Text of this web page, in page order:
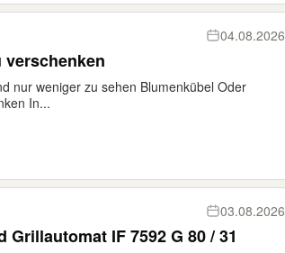
04.08.2026
verschenken
nur weniger zu sehen Blumenkübel Oder
In...
03.08.2026
IF 7592 G 80 / 31